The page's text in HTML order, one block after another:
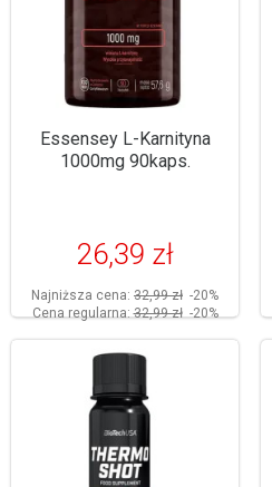
Essensey L-Karnityna
1000mg 90kaps.
26,39 zł
Najniższa cena: 32,99 zł -20%
Cena regularna:32,99 zł -20%